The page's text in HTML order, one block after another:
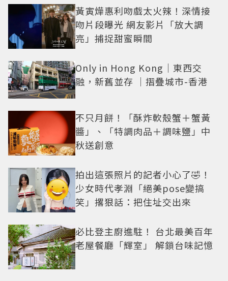
黃寅燁惠利吻戲太火辣！深情接
吻片段曝光 網友影片「放大調
亮」捕捉甜蜜瞬間
Only in Hong Kong｜東西交
融，新舊並存 ｜摺疊城市-香港
不只月餅！「酥炸軟殼蟹＋蟹黃
醬」、「特調肉品＋調味鹽」中
秋送創意
拍出這張照片的記者小心了🤣！
少女時代孝淵「絕美pose變搞
笑」撂狠話：把住址交出來
必比登主廚進駐！ 台北最美百年
老屋餐廳「輝室」 解鎖台味記憶